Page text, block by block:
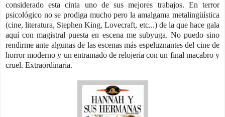
considerado esta cinta uno de sus mejores trabajos. En terror
psicológico no se prodiga mucho pero la amalgama metalingüística
(cine, literatura, Stephen King, Lovecraft, etc...) de la que hace gala
aquí con magistral puesta en escena me subyuga. No puedo sino
rendirme ante algunas de las escenas más espeluznantes del cine de
horror moderno y un entramado de relojería con un final macabro y
cruel. Extraordinaria.